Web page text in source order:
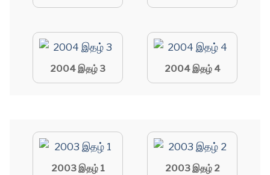
2004 இதழ் 3 2004 இதழ் 4
2003 இதழ் 1 2003 இதழ் 2